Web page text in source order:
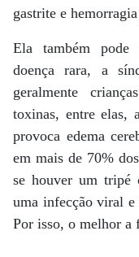
gastrite e
Ela também pode
doença rara, a
geralmente
toxinas, entre elas,
provoca edema
em mais de 70%
se houver um tripé
uma infecção viral
Por isso, o melhor a